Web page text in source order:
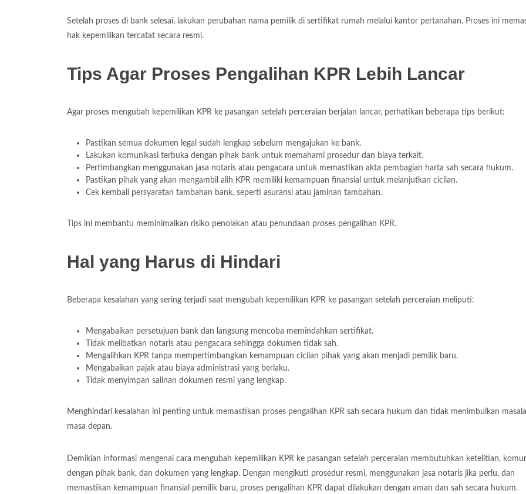
Setelah proses di bank selesai, lakukan perubahan nama pemilik di sertifikat rumah melalui kantor pertanahan. Proses ini
hak kepemilikan tercatat secara resmi.
Tips Agar Proses Pengalihan KPR Lebih Lancar
Agar proses mengubah kepemilikan KPR ke pasangan setelah perceraian berjalan lancar, perhatikan beberapa tips berikut:
Pastikan semua dokumen legal sudah lengkap sebelum mengajukan ke bank.
Lakukan komunikasi terbuka dengan pihak bank untuk memahami prosedur dan biaya terkait.
Pertimbangkan menggunakan jasa notaris atau pengacara untuk memastikan akta pembagian harta sah secara hukum.
Pastikan pihak yang akan mengambil alih KPR memiliki kemampuan finansial untuk melanjutkan cicilan.
Cek kembali persyaratan tambahan bank, seperti asuransi atau jaminan tambahan.
Tips ini membantu meminimalkan risiko penolakan atau penundaan proses pengalihan KPR.
Hal yang Harus di Hindari
Beberapa kesalahan yang sering terjadi saat mengubah kepemilikan KPR ke pasangan setelah perceraian meliputi:
Mengabaikan persetujuan bank dan langsung mencoba memindahkan sertifikat.
Tidak melibatkan notaris atau pengacara sehingga dokumen tidak sah.
Mengalihkan KPR tanpa mempertimbangkan kemampuan cicilan pihak yang akan menjadi pemilik baru.
Mengabaikan pajak atau biaya administrasi yang berlaku.
Tidak menyimpan salinan dokumen resmi yang lengkap.
Menghindari kesalahan ini penting untuk memastikan proses pengalihan KPR sah secara hukum dan tidak menimbulkan
masa depan.
Demikian informasi mengenai cara mengubah kepemilikan KPR ke pasangan setelah perceraian membutuhkan ketelitian,
dengan pihak bank, dan dokumen yang lengkap. Dengan mengikuti prosedur resmi, menggunakan jasa notaris jika perlu, dan
memastikan kemampuan finansial pemilik baru, proses pengalihan KPR dapat dilakukan dengan aman dan sah secara hukum.